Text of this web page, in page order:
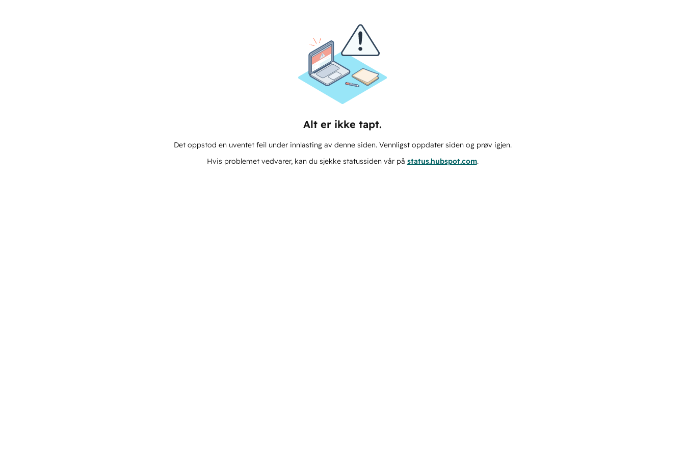
Alt er ikke tapt.
Det oppstod en uventet feil under innlasting av denne siden. Vennligst oppdater siden og prøv igjen.
Hvis problemet vedvarer, kan du sjekke statussiden vår på status.hubspot.com.